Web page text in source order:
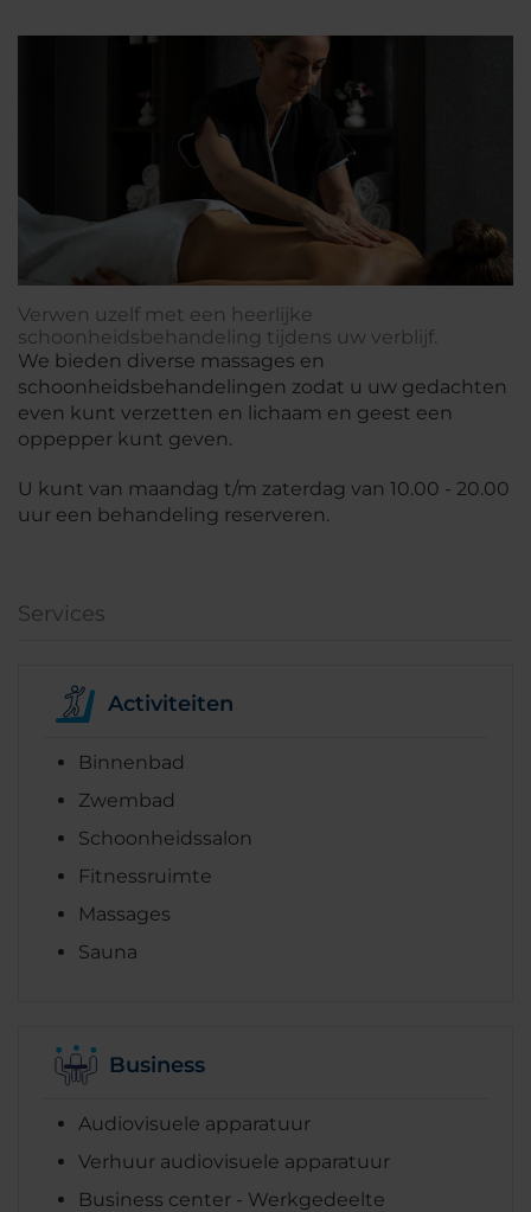
Verwen uzelf met een heerlijke
schoonheidsbehandeling tijdens uw verblijf.
We bieden diverse massages en
schoonheidsbehandelingen zodat u uw gedachten
even kunt verzetten en lichaam en geest een
oppepper kunt geven.
U kunt van maandag t/m zaterdag van 10.00 - 20.00
uur een behandeling reserveren.
Services
Activiteiten
Binnenbad
Zwembad
Schoonheidssalon
Fitnessruimte
Massages
Sauna
Business
Audiovisuele apparatuur
Verhuur audiovisuele apparatuur
Business center - Werkgedeelte